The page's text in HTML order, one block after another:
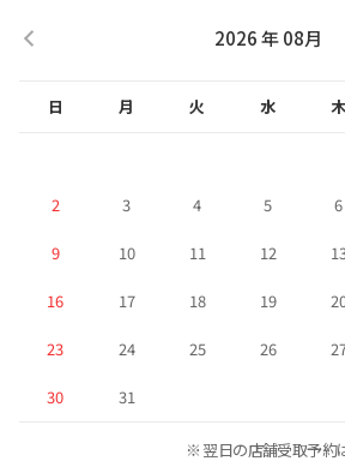
2026 年 08月
日 月 火 水 木
2 3 4 5 6
9 10 11 12
16 17 18 19
23 24 25 26
30 31
※ 翌日の店舗受取予約